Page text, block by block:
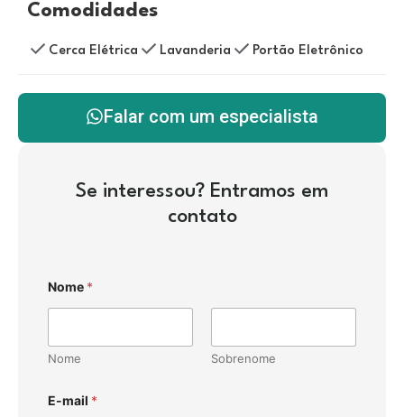
Comodidades
Cerca Elétrica Lavanderia Portão Eletrônico
Falar com um especialista
Se interessou? Entramos em
contato
Nome *
Nome Sobrenome
E-mail *